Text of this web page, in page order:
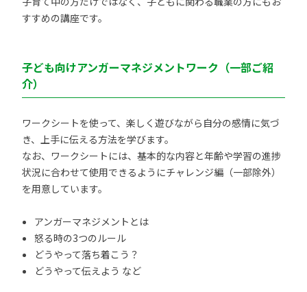
すすめの講座です。
子ども向けアンガーマネジメントワーク（一部ご紹
介）
ワークシートを使って、楽しく遊びながら自分の感情に気づ
き、上手に伝える方法を学びます。
なお、ワークシートには、基本的な内容と年齢や学習の進捗
状況に合わせて使用できるようにチャレンジ編（一部除外）
を用意しています。
アンガーマネジメントとは
怒る時の3つのルール
どうやって落ち着こう？
どうやって伝えよう など